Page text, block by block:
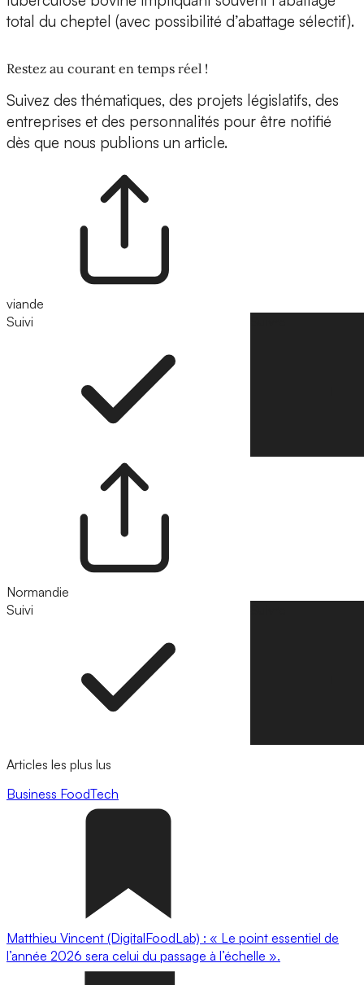
total du cheptel (avec possibilité d’abattage sélectif).
Restez au courant en temps réel !
Suivez des thématiques, des projets législatifs, des
entreprises et des personnalités pour être notifié
dès que nous publions un article.
viande
Suivi
Normandie
Suivi
Articles les plus lus
Business FoodTech
Matthieu Vincent (DigitalFoodLab) : « Le point essentiel de
l’année 2026 sera celui du passage à l’échelle ».